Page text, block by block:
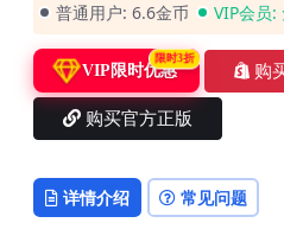
普通用户: 6.6金币 VIP会员:
VIP限时优惠
限时3折
购
购买官方正版
详情介绍 常见问题